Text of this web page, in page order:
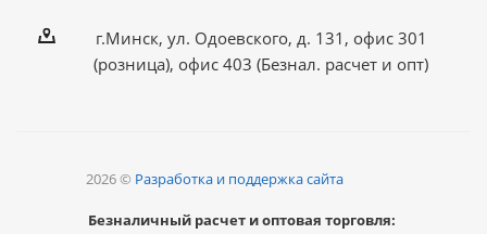
г.Минск, ул. Одоевского, д. 131, офис 301
(розница), офис 403 (Безнал. расчет и опт)
2026 © Разработка и поддержка сайта
Безналичный расчет и оптовая торговля: